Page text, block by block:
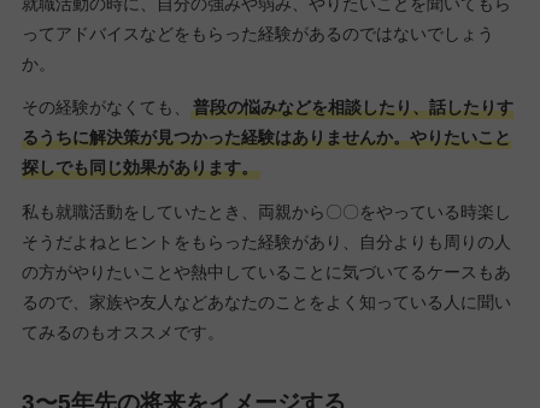
ってアドバイスなどをもらった経験があるのではないでしょう
か。
その経験がなくても、
普段の悩みなどを相談したり、話したりす
るうちに解決策が見つかった経験はありませんか。やりたいこと
探しでも同じ効果があります。
私も就職活動をしていたとき、両親から〇〇をやっている時楽し
そうだよねとヒントをもらった経験があり、自分よりも周りの人
の方がやりたいことや熱中していることに気づいてるケースもあ
るので、家族や友人などあなたのことをよく知っている人に聞い
てみるのもオススメです。
3〜5年先の将来をイメージする